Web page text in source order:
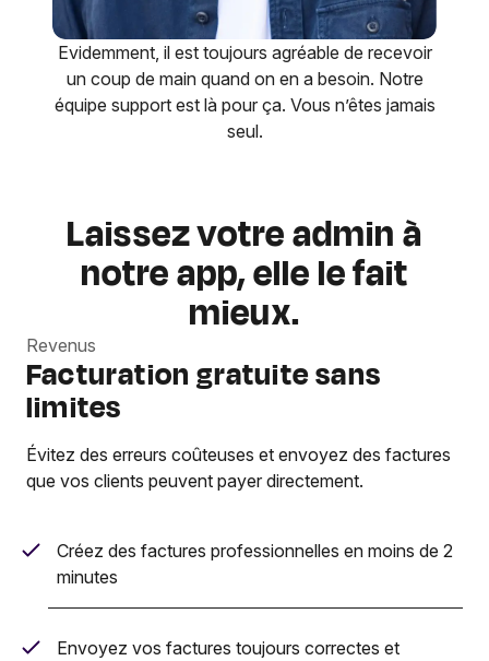
Evidemment, il est toujours agréable de recevoir
un coup de main quand on en a besoin. Notre
équipe support est là pour ça. Vous n’êtes jamais
seul.
Laissez votre admin à
notre app, elle le fait
mieux.
Revenus
Facturation gratuite sans
limites
Évitez des erreurs coûteuses et envoyez des factures
que vos clients peuvent payer directement.
Créez des factures professionnelles en moins de 2
minutes
Envoyez vos factures toujours correctes et